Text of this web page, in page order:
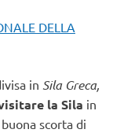
DELLA
in Sila Greca,
la Sila in
scorta di